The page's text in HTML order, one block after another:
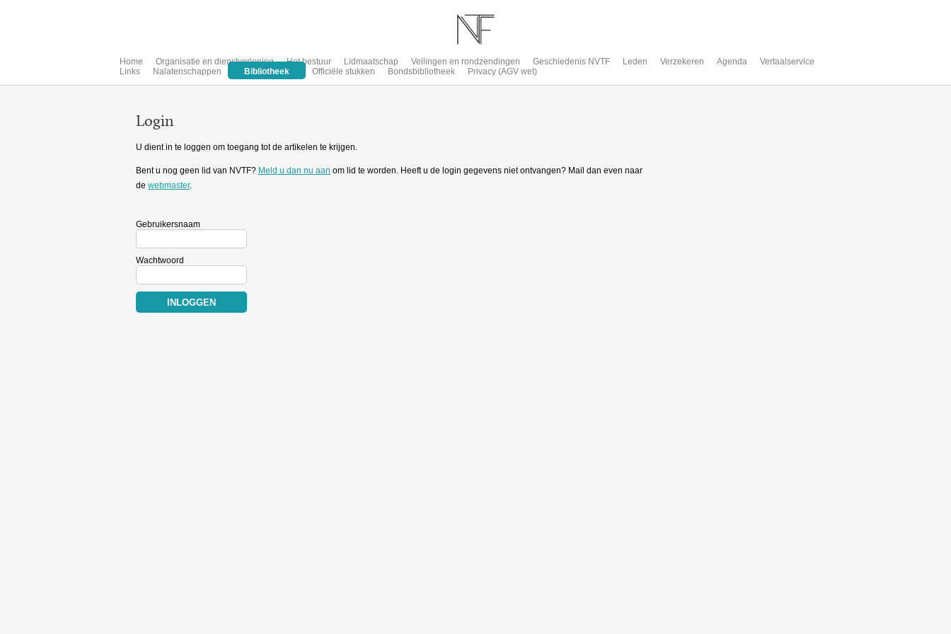
Home Organisatie en dienstverlening Het bestuur Lidmaatschap Veilingen en rondzendingen Geschiedenis NVTF Leden Verzekeren Agenda
Vertaalservice
Links
Nalatenschappen Bibliotheek Officiële stukken Bondsbibliotheek Privacy (AGV wet)
Login
U dient in te loggen om toegang tot de artikelen te krijgen.
Bent u nog geen lid van NVTF? Meld u dan nu aan om lid te worden. Heeft u de login gegevens niet ontvangen? Mail dan even naar
de webmaster.
Gebruikersnaam
Wachtwoord